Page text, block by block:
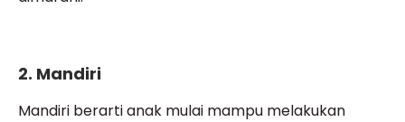
2. Mandiri
Mandiri berarti anak mulai mampu melakukan